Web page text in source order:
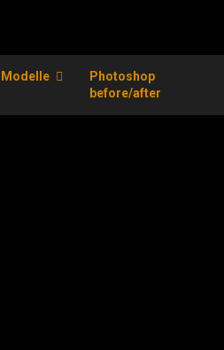
Modelle
Photoshop
before/after